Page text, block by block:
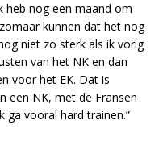
heb nog een maand om
kunnen dat het nog
niet zo sterk als ik vorig
van het NK en dan
voor het EK. Dat is
een NK, met de Fransen
ga vooral hard trainen.”